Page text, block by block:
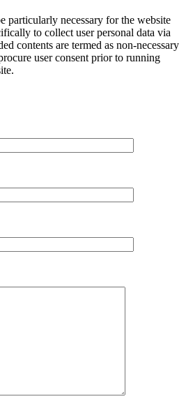
particularly necessary for the website
to collect user personal data via
contents are termed as non-necessary
user consent prior to running